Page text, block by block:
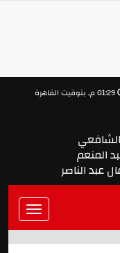
01:29 م, بتوقيت القاهرة
المنعم
عبد الناصر
Toggle